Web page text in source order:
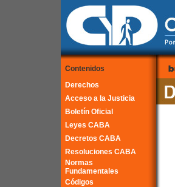
Contenidos
Derechos
Acceso a la Justicia
Boletín Oficial
Leyes CABA
Decretos CABA
Resoluciones CABA
Normas
Fundamentales
Códigos